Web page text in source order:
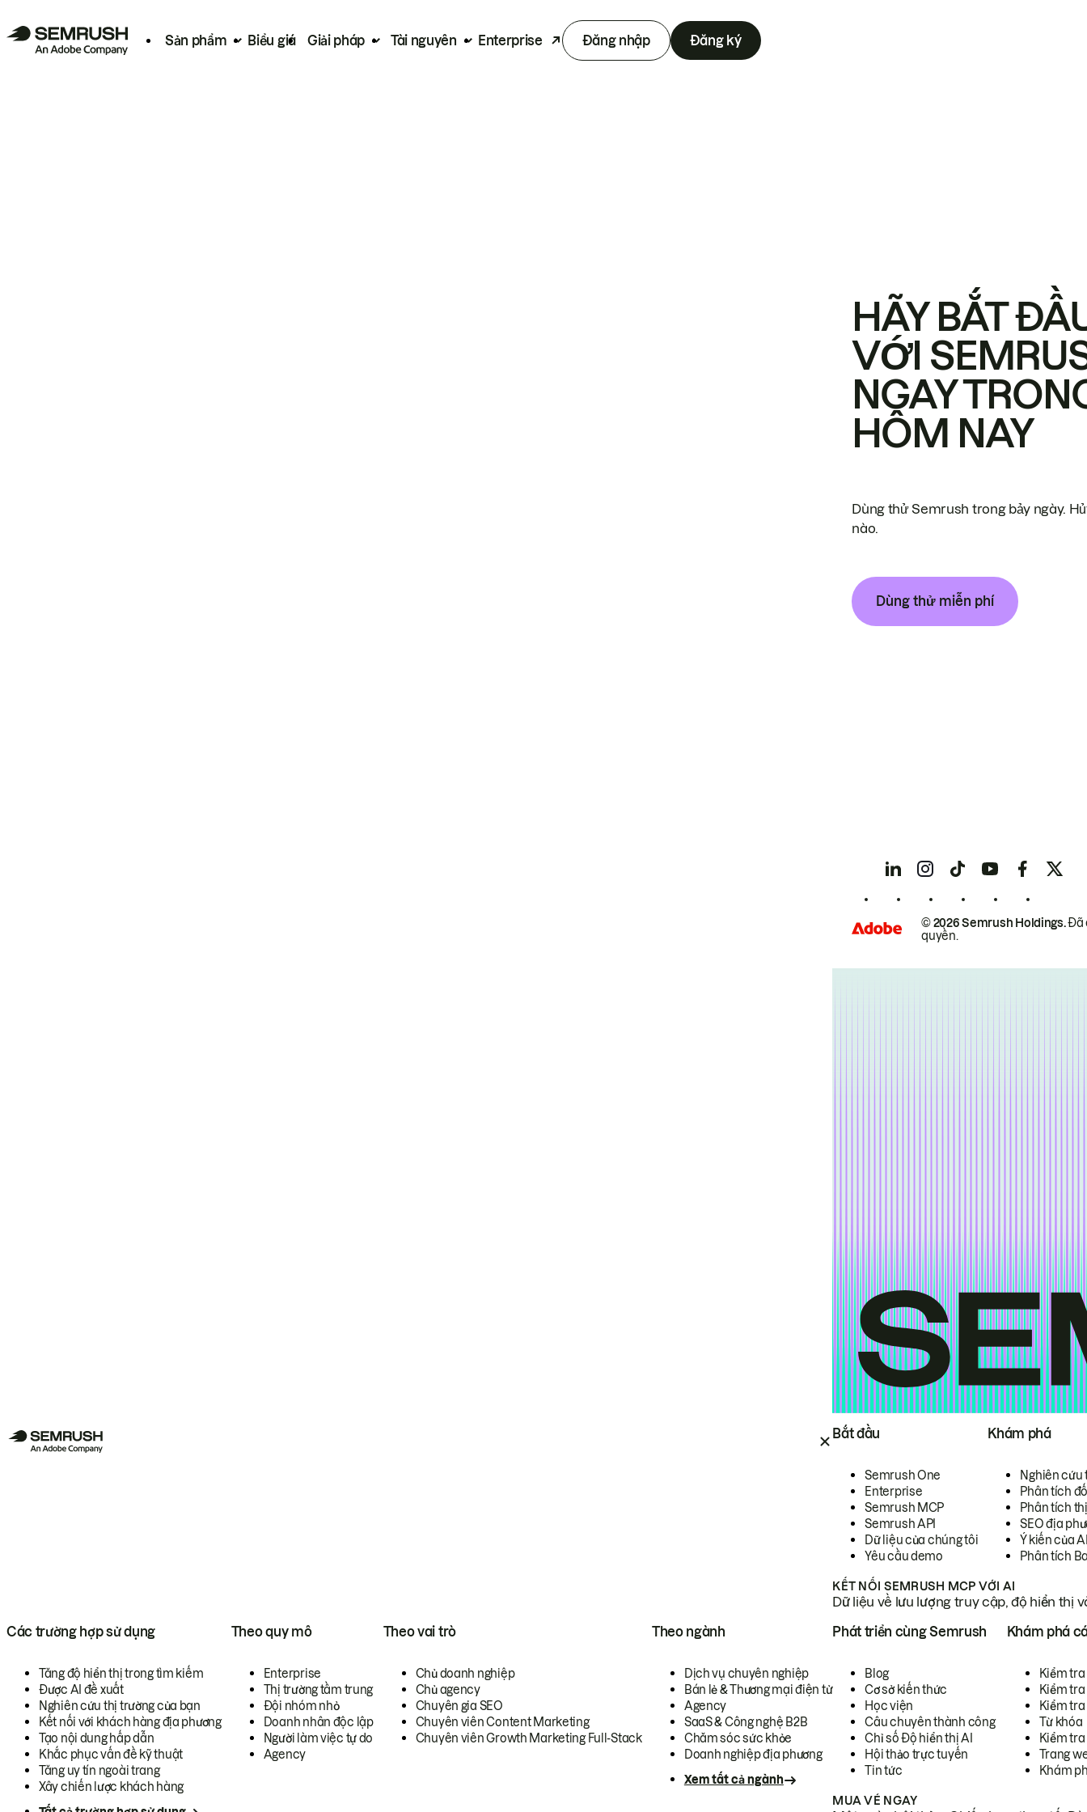
Sản phẩm Biểu giá Giải pháp Tài nguyên Enterprise Đăng nhập Đăng ký
Bắt đầu
Semrush One
Enterprise
Semrush MCP
Semrush API
Dữ liệu của chúng tôi
Yêu cầu demo
Khám phá
Nghiên cứu
Phân tích
Phân tích
SEO địa
Ý kiến của
Phân tích
KẾT NỐI SEMRUSH MCP VỚI AI
Dữ liệu về lưu lượng truy cập, độ hiển thị
Các trường hợp sử dụng
Tăng độ hiển thị trong tìm kiếm
Được AI đề xuất
Nghiên cứu thị trường của bạn
Kết nối với khách hàng địa phương
Tạo nội dung hấp dẫn
Khắc phục vấn đề kỹ thuật
Tăng uy tín ngoài trang
Xây chiến lược khách hàng
Theo quy mô
Enterprise
Thị trường tầm trung
Đội nhóm nhỏ
Doanh nhân độc lập
Người làm việc tự do
Agency
Theo vai trò
Chủ doanh nghiệp
Chủ agency
Chuyên gia SEO
Chuyên viên Content Marketing
Chuyên viên Growth Marketing Full-Stack
Theo ngành
Dịch vụ chuyên nghiệp
Bán lẻ & Thương mại điện tử
Agency
SaaS & Công nghệ B2B
Chăm sóc sức khỏe
Doanh nghiệp địa phương
Xem tất cả ngành
Phát triển cùng Semrush
Blog
Cơ sở kiến thức
Học viện
Câu chuyên thành công
Chỉ số Độ hiển thị AI
Hội thảo trực tuyến
Tin tức
Khám phá
Kiểm
Kiểm tra
Kiểm
Từ khóa
Kiểm
Trang
Khám
MUA VÉ NGAY
HÃY BẮT
VỚI
NGAY
HÔM NAY
Dùng thử Semrush trong bảy ngày.
nào.
Dùng thử miễn phí
© 2026 Semrush Holdings.Đã
quyền.